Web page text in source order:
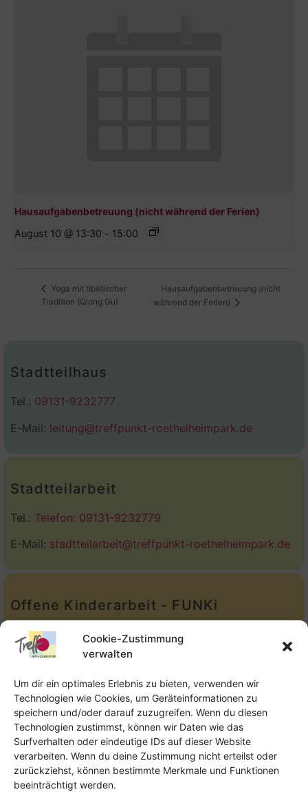
Cookie-Zustimmung
verwalten
Um dir ein optimales Erlebnis zu bieten, verwenden wir
Technologien wie Cookies, um Geräteinformationen zu
speichern und/oder darauf zuzugreifen. Wenn du diesen
Technologien zustimmst, können wir Daten wie das
Surfverhalten oder eindeutige IDs auf dieser Website
verarbeiten. Wenn du deine Zustimmung nicht erteilst oder
zurückziehst, können bestimmte Merkmale und Funktionen
beeinträchtigt werden.
Hausaufgabenbetreuung (nicht während der Ferien)
August 10 @ 13:30 - 15:00
Yoga mit tibetischer
Tradition (Qiong Gu)
Hausaufgabenbetreuung (nicht
während der Ferien)
Stadtteilhaus
Tel.: 09131-9232777
E-Mail: leitung@treffpunkt-roethelheimpark.de
Stadtteilarbeit
Tel.: Telefon: 09131-9232779
E-Mail: stadtteilarbeit@treffpunkt-roethelheimpark.de
Offene Kinderarbeit - FUNKi
Tel.:Telefon: 09131-610749
E-Mail:oka@treffpunkt-roethelheimpark.de
Offene Jugendarbeit - Easthouse
Tel:
09131–302259
E-Mail:oja@treffpunkt-roethelheimpark.de